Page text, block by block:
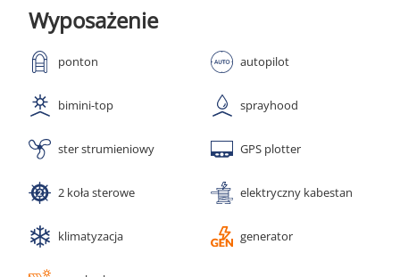
Wyposażenie
ponton autopilot
bimini-top sprayhood
ster strumieniowy GPS plotter
2 koła sterowe elektryczny kabestan
klimatyzacja generator